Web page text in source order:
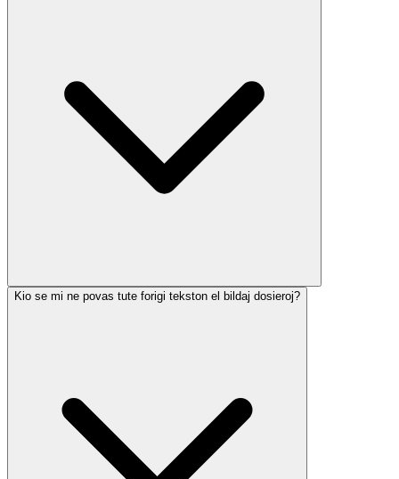
Kio se mi ne povas tute forigi tekston el bildaj dosieroj?